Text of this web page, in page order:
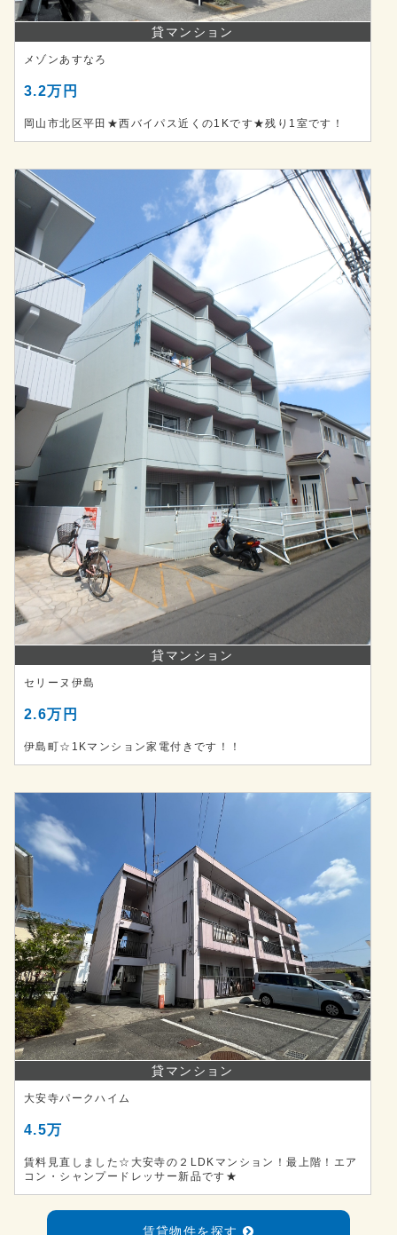
貸マンション
メゾンあすなろ
3.2万円
岡山市北区平田★西バイパス近くの1Kです★残り1室です！
貸マンション
セリーヌ伊島
2.6万円
伊島町☆1Kマンション家電付きです！！
貸マンション
大安寺パークハイム
4.5万
賃料見直しました☆大安寺の２LDKマンション！最上階！エア
コン・シャンプードレッサー新品です★
賃貸物件を探す